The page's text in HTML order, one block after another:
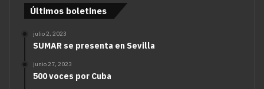
Últimos boletines
julio 2, 2023
SUMAR se presenta en Sevilla
junio 27, 2023
500 voces por Cuba